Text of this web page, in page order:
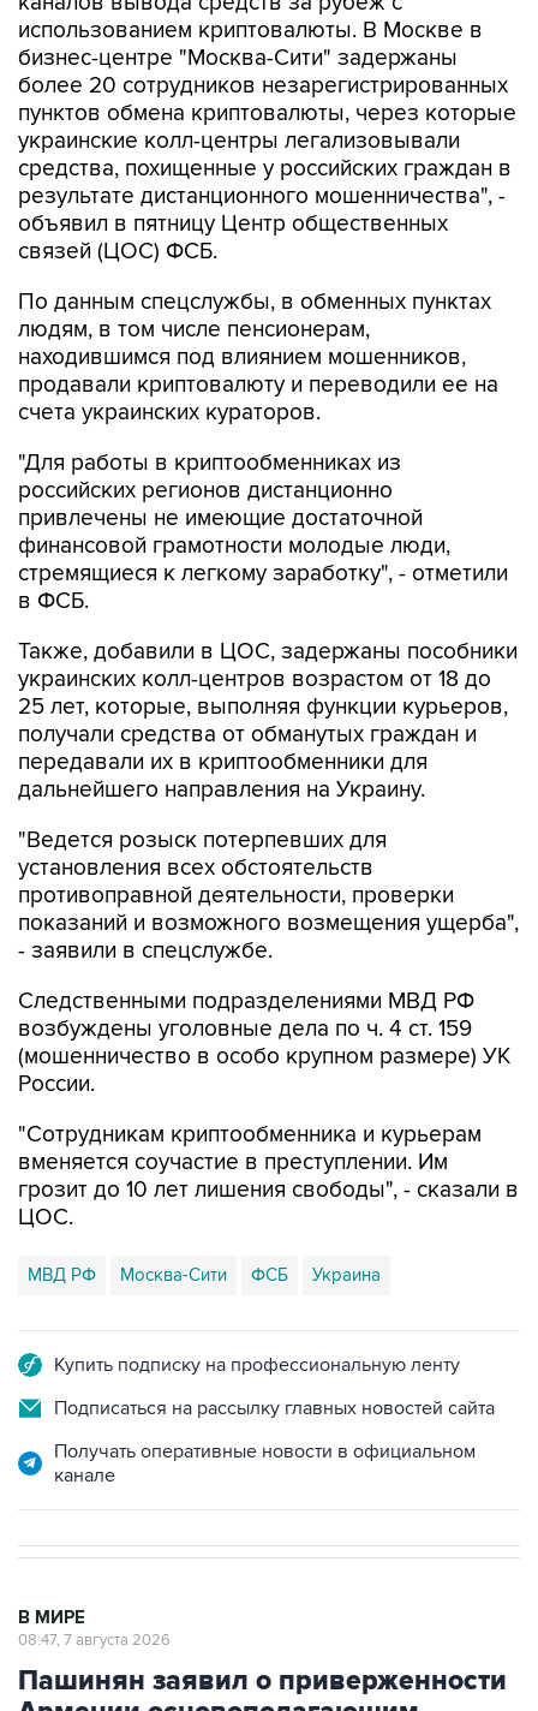
бизнес-центре "Москва-Сити" задержаны
более 20 сотрудников незарегистрированных
пунктов обмена криптовалюты, через которые
украинские колл-центры легализовывали
средства, похищенные у российских граждан в
результате дистанционного мошенничества", -
объявил в пятницу Центр общественных
связей (ЦОС) ФСБ.
По данным спецслужбы, в обменных пунктах
находившимся под влиянием мошенников,
продавали криптовалюту и переводили ее на
счета украинских кураторов.
"Для работы в криптообменниках из
привлечены не имеющие достаточной
финансовой грамотности молодые люди,
стремящиеся к легкому заработку", - отметили
в ФСБ.
Также, добавили в ЦОС, задержаны пособники
25 лет, которые, выполняя функции курьеров,
получали средства от обманутых граждан и
передавали их в криптообменники для
дальнейшего направления на Украину.
"Ведется розыск потерпевших для
противоправной деятельности, проверки
показаний и возможного возмещения ущерба",
- заявили в спецслужбе.
Следственными подразделениями МВД РФ
(мошенничество в особо крупном размере) УК
России.
"Сотрудникам криптообменника и курьерам
грозит до 10 лет лишения свободы", - сказали в
ЦОС.
МВД РФ
Подписаться на рассылку главных новостей сайта
Получать оперативные новости в официальном
Пашинян заявил о приверженности
Армении основополагающим
принципам ЕАЭС